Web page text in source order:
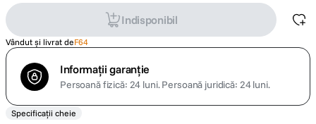
Indisponibil
Vândut și livrat deF64
Informații garanție
Persoană fizică: 24 luni.Persoană juridică: 24 luni.
Specificații cheie